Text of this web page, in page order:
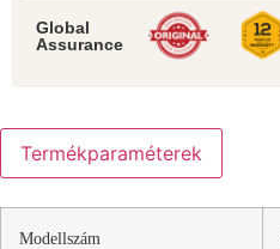
Global
Assurance
Termékparaméterek
Modellszám